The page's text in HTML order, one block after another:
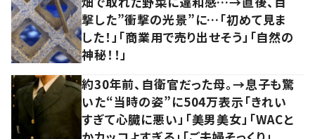
撃した”衝撃の光景”に…「初めて見ま
した！」「商業用で売り出せそう」「自然の
神秘！！」
約30年前、自衛官だった母。→息子も驚
いた“当時の姿”に504万表示「きれい
すぎて心臓に悪い」「美男美女」「WACと